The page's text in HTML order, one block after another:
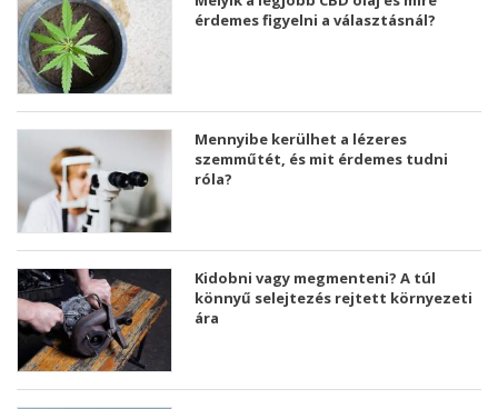
érdemes figyelni a választásnál?
Mennyibe kerülhet a lézeres
szemműtét, és mit érdemes tudni
róla?
Kidobni vagy megmenteni? A túl
könnyű selejtezés rejtett környezeti
ára